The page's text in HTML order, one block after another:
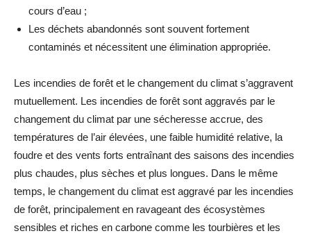
cours d’eau ;
Les déchets abandonnés sont souvent fortement
contaminés et nécessitent une élimination appropriée.
Les incendies de forêt et le changement du climat s’aggravent
mutuellement. Les incendies de forêt sont aggravés par le
changement du climat par une sécheresse accrue, des
températures de l’air élevées, une faible humidité relative, la
foudre et des vents forts entraînant des saisons des incendies
plus chaudes, plus sèches et plus longues. Dans le même
temps, le changement du climat est aggravé par les incendies
de forêt, principalement en ravageant des écosystèmes
sensibles et riches en carbone comme les tourbières et les